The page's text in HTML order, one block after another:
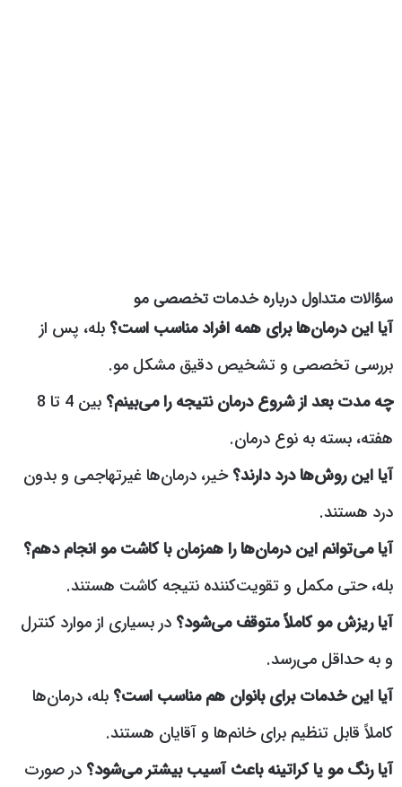
سؤالات متداول درباره خدمات تخصصی مو
آیا این درمان‌ها برای همه افراد مناسب است؟ بله، پس از
بررسی تخصصی و تشخیص دقیق مشکل مو.
چه مدت بعد از شروع درمان نتیجه را می‌بینم؟
بین 4 تا 8
هفته، بسته به نوع درمان.
آیا این روش‌ها درد دارند؟خیر، درمان‌ها غیرتهاجمی و بدون
درد هستند.
آیا می‌توانم این درمان‌ها را همزمان با کاشت مو انجام دهم؟
بله، حتی مکمل و تقویت‌کننده نتیجه کاشت هستند.
آیا ریزش مو کاملاً متوقف می‌شود؟ در بسیاری از موارد کنترل
و به حداقل می‌رسد.
آیا این خدمات برای بانوان هم مناسب است؟ بله، درمان‌ها
کاملاً قابل تنظیم برای خانم‌ها و آقایان هستند.
آیا رنگ مو یا کراتینه باعث آسیب بیشتر می‌شود؟ در صورت